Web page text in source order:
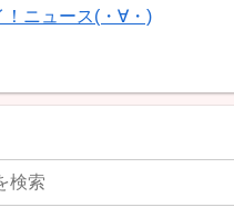
！ニュース(・∀・)